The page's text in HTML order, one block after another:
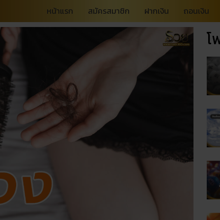
หน้าแรก สมัครสมาชิก ฝากเงิน ถอนเงิน
โ